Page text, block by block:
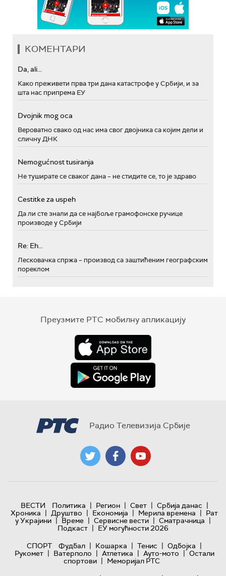
КОМЕНТАРИ
Da, ali...
Како преживети прва три дана катастрофе у Србији, и за
шта нас припрема ЕУ
Dvojnik mog oca
Вероватно свако од нас има свог двојника са којим дели и
сличну ДНК
Nemogućnost tusiranja
Не туширате се сваког дана – не стидите се, то је здраво
Cestitke za uspeh
Да ли сте знали да се најбоље грамофонске ручице
производе у Србији
Re: Eh...
Лесковачка спржа – производ са заштићеним географским
пореклом
Преузмите РТС мобилну апликацију
Радио Телевизија Србије
ВЕСТИ Политика | Регион | Свет | Србија данас |
Хроника | Друштво | Економија | Мерила времена | Рат
у Украјини | Време | Сервисне вести | Сматрачница |
Подкаст | ЕУ могућности 2026
СПОРТ
Фудбал | Кошарка | Тенис | Одбојка |
Рукомет | Ватерполо | Атлетика | Ауто-мото | Остали
спортови | Меморијал РТС